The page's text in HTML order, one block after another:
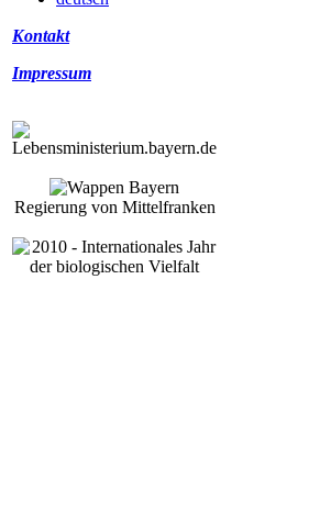
Kontakt
Impressum
Regierung von Mittelfranken